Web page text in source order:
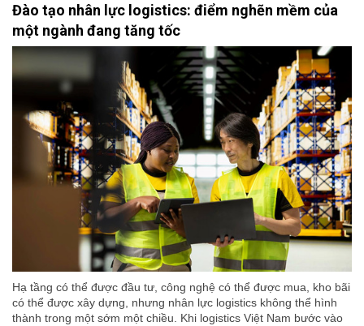
Đào tạo nhân lực logistics: điểm nghẽn mềm của
một ngành đang tăng tốc
Hạ tầng có thể được đầu tư, công nghệ có thể được mua, kho bãi
có thể được xây dựng, nhưng nhân lực logistics không thể hình
thành trong một sớm một chiều. Khi logistics Việt Nam bước vào